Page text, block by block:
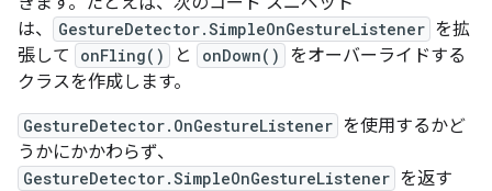
は、
GestureDetector.SimpleOnGestureListener を拡
張して
onFling() と onDown()
をオーバーライドする
クラスを作成します。
GestureDetector.OnGestureListener を使用するかど
うかにかかわらず、
GestureDetector.SimpleOnGestureListener を返す